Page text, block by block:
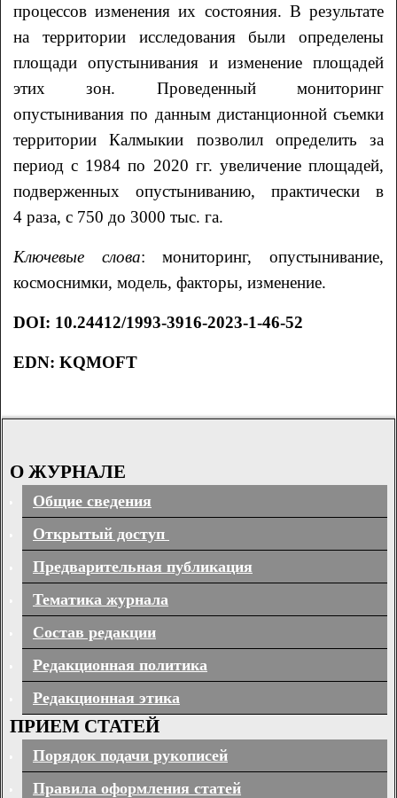
процессов изменения их состояния. В результате
на территории исследования были определены
площади опустынивания и изменение площадей
этих зон. Проведенный мониторинг
опустынивания по данным дистанционной съемки
территории Калмыкии позволил определить за
период с 1984 по 2020 гг. увеличение площадей,
подверженных опустыниванию, практически в
4 раза, с 750 до 3000 тыс. га.
Ключевые слова: мониторинг, опустынивание,
космоснимки, модель, факторы, изменение.
DOI: 10.24412/1993-3916-2023-1-46-52
EDN: KQMOFT
О ЖУРНАЛЕ
Общие сведения
Открытый доступ
Предварительная публикация
Тематика журнала
Состав редакции
Редакционная политика
Редакционная этика
ПРИЕМ СТАТЕЙ
Порядок подачи рукописей
Правила оформления статей